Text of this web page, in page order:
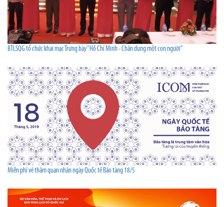
BTLSQG tổ chức khai mạc Trưng bày “Hồ Chí Minh - Chân dung một con người”
Miễn phí vé thăm quan nhân ngày Quốc tế Bảo tàng 18/5